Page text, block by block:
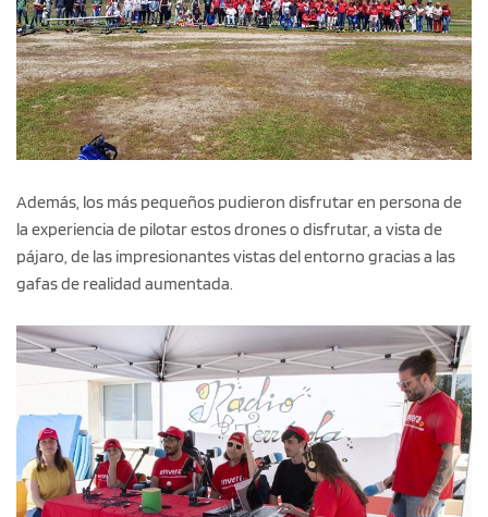
Además, los más pequeños pudieron disfrutar en persona de
la experiencia de pilotar estos drones o disfrutar, a vista de
pájaro, de las impresionantes vistas del entorno gracias a las
gafas de realidad aumentada.